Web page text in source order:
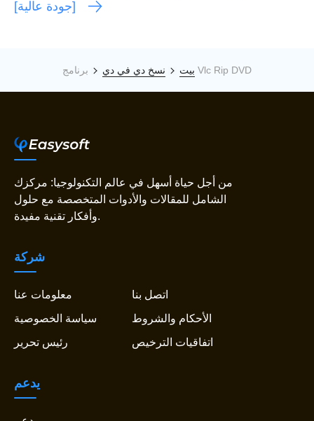
[جودة عالية]
بيت نسخ دي في دي برنامج Vlc Rip DVD
من أجل حياة أسهل في عالم التكنولوجيا: مركزك
الشامل للمقالات والأدوات المتخصصة مع حلول
وأفكار تقنية مفيدة.
شركة
معلومات عنا
اتصل بنا
سياسة الخصوصية
الأحكام والشروط
رئيس تحرير
اتفاقيات الترخيص
يدعم